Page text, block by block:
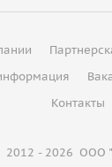
Контакты
2012 - 2026 ООО